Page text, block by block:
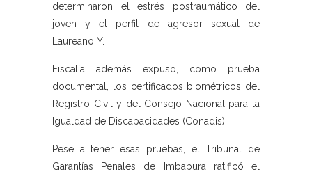
determinaron el estrés postraumático del
joven y el perfil de agresor sexual de
Laureano Y.
Fiscalía además expuso, como prueba
documental, los certificados biométricos del
Registro Civil y del Consejo Nacional para la
Igualdad de Discapacidades (Conadis).
Pese a tener esas pruebas, el Tribunal de
Garantías Penales de Imbabura ratificó el